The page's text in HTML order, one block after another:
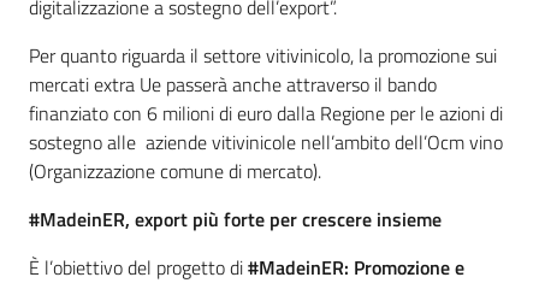
digitalizzazione a sostegno dell’export”.
Per quanto riguarda il settore vitivinicolo, la promozione sui
mercati extra Ue passerà anche attraverso il bando
finanziato con 6 milioni di euro dalla Regione per le azioni di
sostegno alle aziende vitivinicole nell’ambito dell’Ocm vino
(Organizzazione comune di mercato).
#MadeinER, export più forte per crescere insieme
È l’obiettivo del progetto di#MadeinER: Promozione e